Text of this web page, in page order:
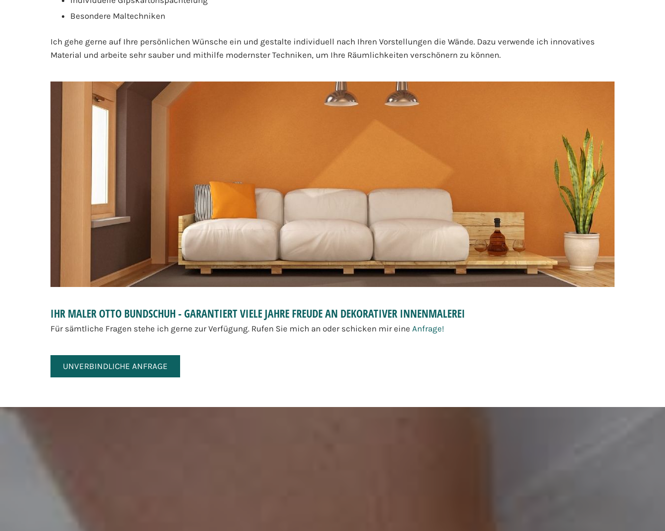
Besondere Maltechniken
Ich gehe gerne auf Ihre persönlichen Wünsche ein und gestalte individuell nach Ihren Vorstellungen die Wände. Dazu verwende ich innovatives
Material und arbeite sehr sauber und mithilfe modernster Techniken, um Ihre Räumlichkeiten verschönern zu können.
IHR MALER OTTO BUNDSCHUH - GARANTIERT VIELE JAHRE FREUDE AN DEKORATIVER INNENMALEREI
Für sämtliche Fragen stehe ich gerne zur Verfügung. Rufen Sie mich an oder schicken mir eine Anfrage!
UNVERBINDLICHE ANFRAGE